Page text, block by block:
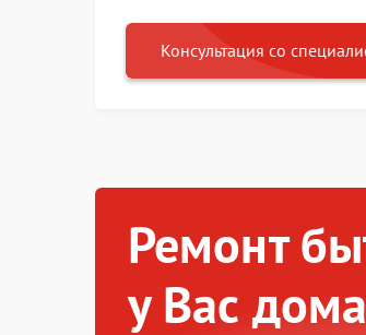
Консультация со
Ремонт
у Вас дома